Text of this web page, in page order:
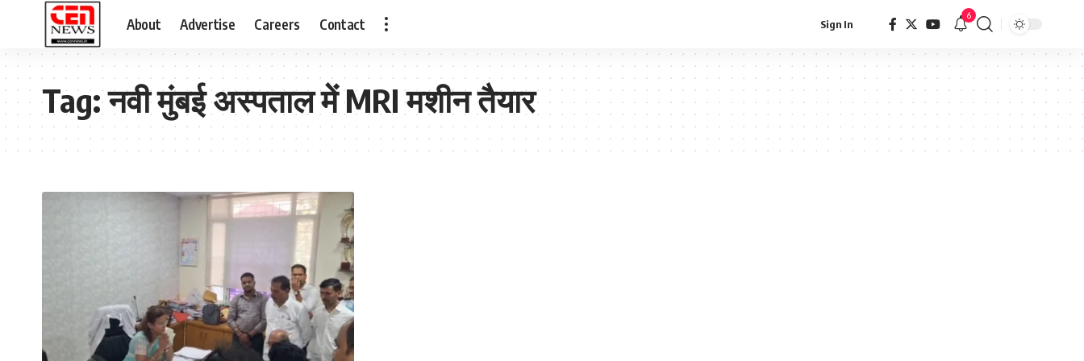
About Advertise Careers Contact Sign In
6
Tag:नवी मुंबई अस्पताल में MRI मशीन तैयार